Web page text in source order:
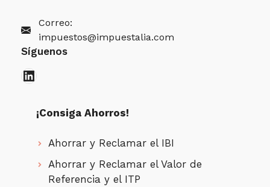
Correo:
impuestos@impuestalia.com
Síguenos
LinkedIn
¡Consiga Ahorros!
Ahorrar y Reclamar el IBI
Ahorrar y Reclamar el Valor de
Referencia y el ITP